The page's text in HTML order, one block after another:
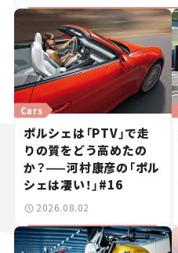
ポルシェは「PTV」で走
りの質をどう高めたの
か？——河村康彦の「ポル
シェは凄い！」#16
Cars
2026.08.02